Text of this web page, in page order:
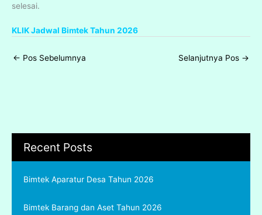
selesai.
KLIK Jadwal Bimtek Tahun 2026
← Pos Sebelumnya Selanjutnya Pos →
Recent Posts
Bimtek Aparatur Desa Tahun 2026
Bimtek Barang dan Aset Tahun 2026